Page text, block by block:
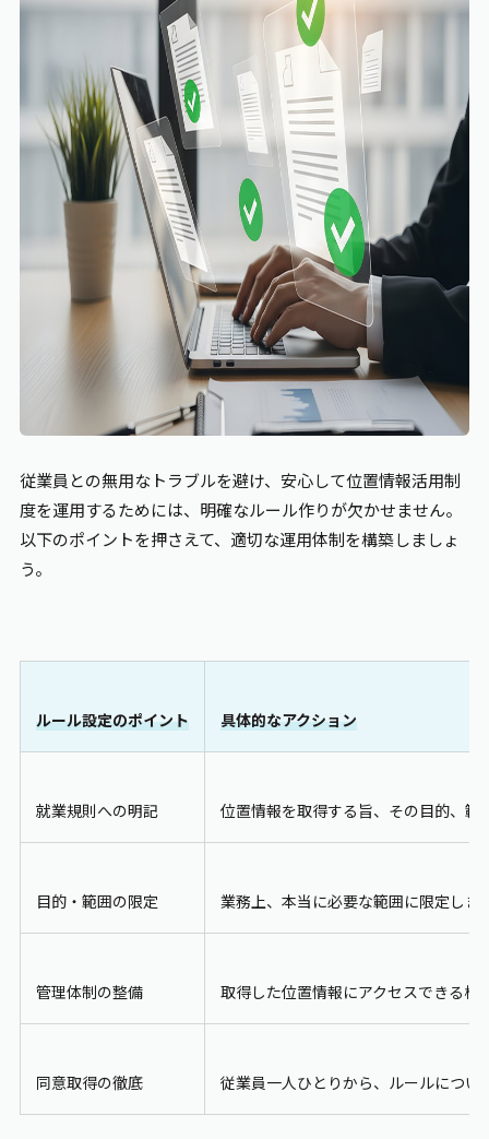
従業員との無用なトラブルを避け、安心して位置情報活用制
度を運用するためには、明確なルール作りが欠かせません。
以下のポイントを押さえて、適切な運用体制を構築しましょ
う。
ルール設定のポイント 具体的なアクション
就業規則への明記 位置情報を取得する旨、その目的、
目的・範囲の限定 業務上、本当に必要な範囲に限定し
管理体制の整備 取得した位置情報にアクセスできる権
同意取得の徹底 従業員一人ひとりから、ルールにつ